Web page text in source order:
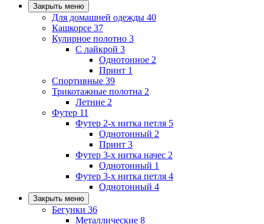
Закрыть меню
Для домашней одежды 40
Кашкорсе 37
Кулирное полотно 3
С лайкрой 3
Однотонное 2
Принт 1
Спортивные 39
Трикотажные полотна 2
Летние 2
Футер 11
Футер 2-х нитка петля 5
Однотонный 2
Принт 3
Футер 3-х нитка начес 2
Однотонный 1
Футер 3-х нитка петля 4
Однотонный 4
Закрыть меню
Бегунки 36
Металлические 8